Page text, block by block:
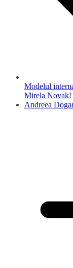
Modelul
Mirela Novak!
Andreea